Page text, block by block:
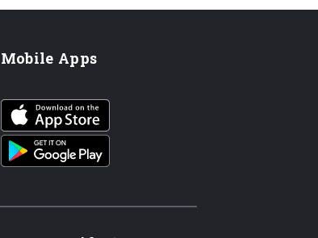
Mobile Apps
iOS app
Android App